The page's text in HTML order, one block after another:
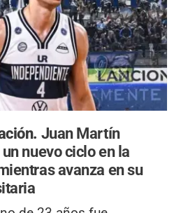
Juan Martín
nuevo ciclo en la
avanza en su